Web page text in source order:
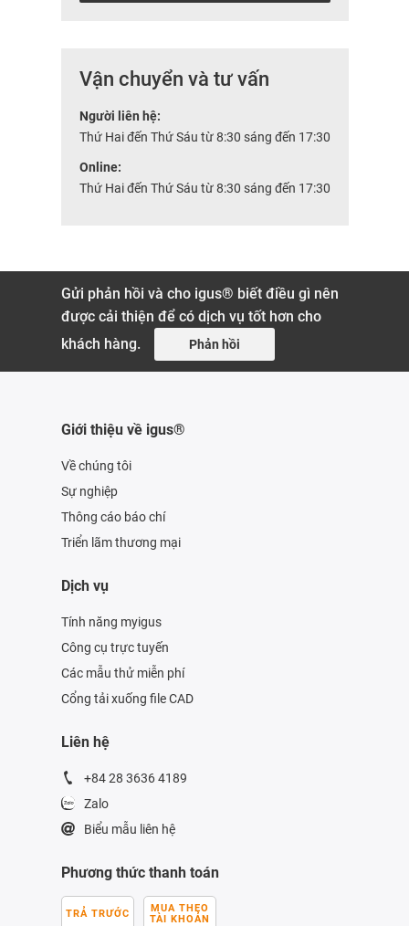
Vận chuyển và tư vấn
Người liên hệ:
Thứ Hai đến Thứ Sáu từ 8:30 sáng đến 17:30
Online:
Thứ Hai đến Thứ Sáu từ 8:30 sáng đến 17:30
Gửi phản hồi và cho igus® biết điều gì nên
được cải thiện để có dịch vụ tốt hơn cho
khách hàng.
Phản hồi
Giới thiệu về igus®
Về chúng tôi
Sự nghiệp
Thông cáo báo chí
Triển lãm thương mại
Dịch vụ
Tính năng myigus
Công cụ trực tuyến
Các mẫu thử miễn phí
Cổng tải xuống file CAD
Liên hệ
+84 28 3636 4189
Zalo
Biểu mẫu liên hệ
Phương thức thanh toán
TRẢ TRƯỚC
MUA THEO
TÀI KHOẢN